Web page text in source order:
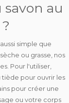
au
simple que
ou grasse, nos
Pour l'utiliser,
tiède pour ouvrir les
pour créer une
ou votre corps